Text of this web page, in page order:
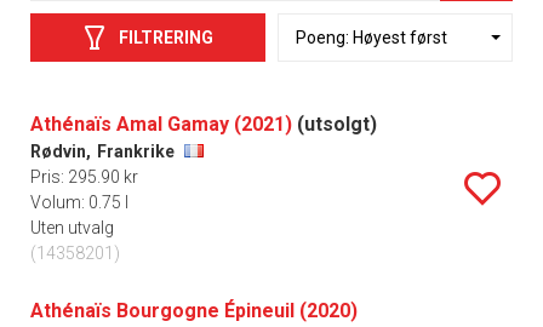
FILTRERING
Athénaïs Amal Gamay (2021) (utsolgt)
Rødvin, Frankrike
Pris: 295.90 kr
Volum: 0.75 l
Uten utvalg
(14358201)
Athénaïs Bourgogne Épineuil (2020)